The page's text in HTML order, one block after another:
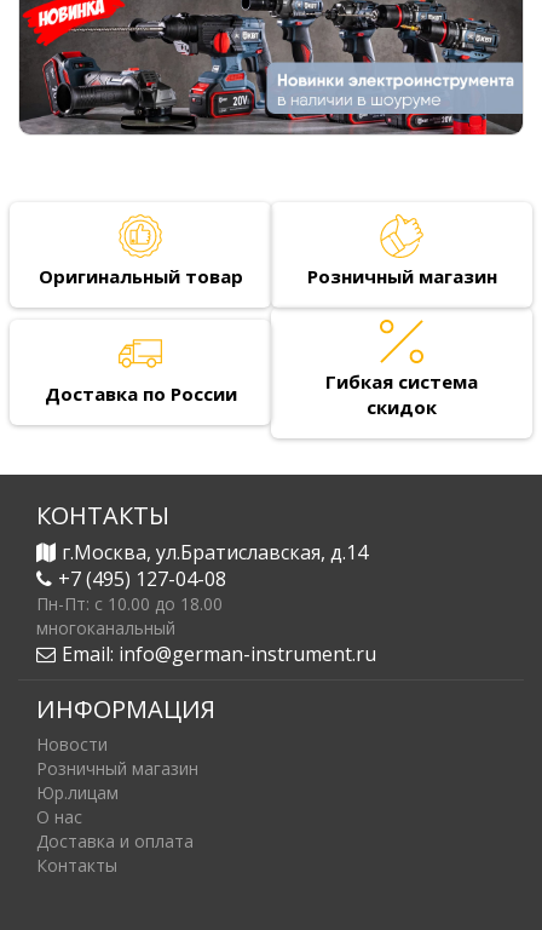
Оригинальный товар Розничный магазин
Доставка по России
Гибкая система
скидок
КОНТАКТЫ
г.Москва, ул.Братиславская, д.14
+7 (495) 127-04-08
Пн-Пт: c 10.00 до 18.00
многоканальный
Email: info@german-instrument.ru
ИНФОРМАЦИЯ
Новости
Розничный магазин
Юр.лицам
О нас
Доставка и оплата
Контакты